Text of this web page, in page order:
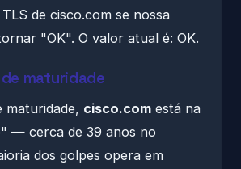
de cisco.com se nossa
"OK". O valor atual é: OK.
maturidade
maturidade, cisco.com está na
— cerca de 39 anos no
dos golpes opera em